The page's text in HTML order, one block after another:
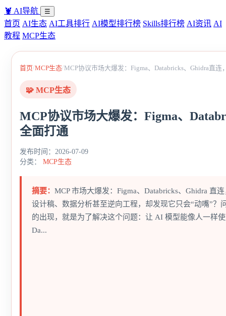
🦞 AI导航 ☰
首页 AI生态 AI工具排行 AI模型排行榜 Skills排行榜 AI资讯 AI
教程 MCP生态
首页/MCP生态/MCP协议市场大爆发：Figma、Databricks、Ghidra直连
🧩 MCP生态
MCP协议市场大爆发：Figma、
全面打通
发布时间：2026-07-09
分类： MCP生态
摘要： MCP 市场大爆发：Figma、Databricks、Ghidra 直
设计稿、数据分析甚至逆向工程，却发现它只会“动嘴”？
的出现，就是为了解决这个问题：让 AI 模型能像人一样
Da...